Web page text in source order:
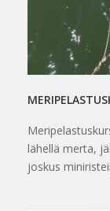
lähellä merta,
joskus